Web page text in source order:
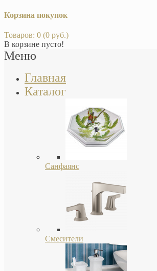
Корзина покупок
Товаров: 0 (0 руб.)
В корзине пусто!
Меню
Главная
Каталог
Санфаянс
Смесители